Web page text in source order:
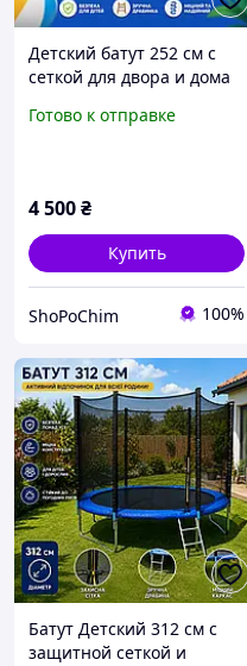
Детский батут 252 см с
сеткой для двора и дома
отдыха с лестницей
Готово к отправке
4 500₴
Купить
ShoPoChim 100%
Батут Детский 312 см с
защитной сеткой и